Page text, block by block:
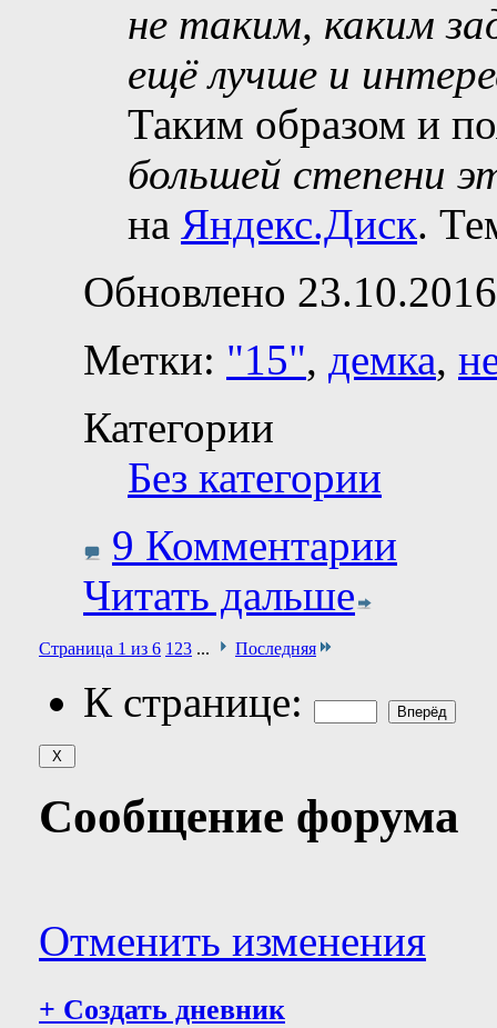
не таким, каким
ещё лучше и
Таким образом и
большей степени
на Яндекс.Диск.
Обновлено
Метки: "15", демка,
Категории
Без категории
9 Комментарии
Читать дальше
Страница 1 из 6 1 23 ... Последняя
К странице:
Сообщение форума
Отменить изменения
+ Создать дневник